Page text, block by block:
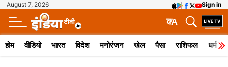
August 7, 2026 Sign in
A
क
होम वीडियो भारत विदेश मनोरंजन खेल पैसा राशिफल धर्म